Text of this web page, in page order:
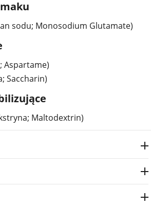
sodu; Monosodium Glutamate)
Aspartame)
Saccharin)
Maltodextrin)